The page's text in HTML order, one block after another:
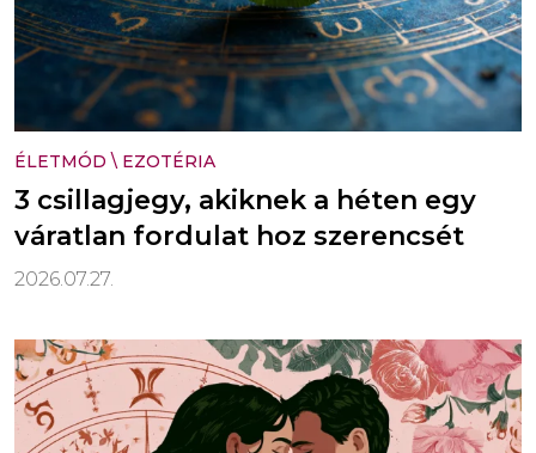
ÉLETMÓD \ EZOTÉRIA
3 csillagjegy, akiknek a héten egy
váratlan fordulat hoz szerencsét
2026.07.27.